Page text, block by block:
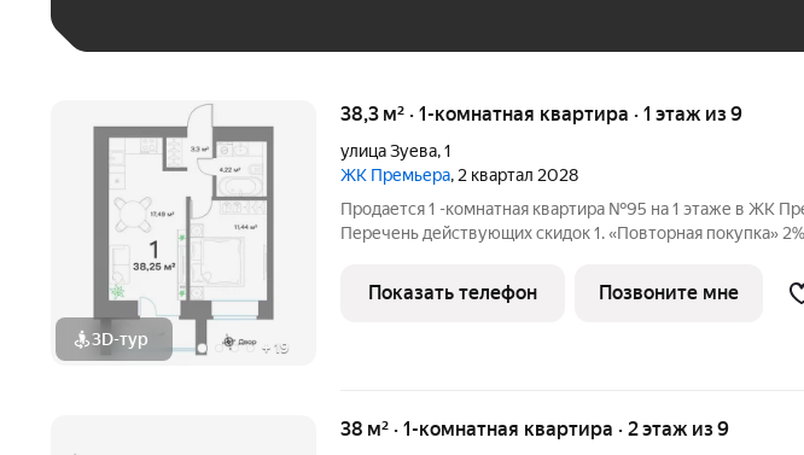
3D-тур + 19
38,3 м² · 1-комнатная квартира · 1 этаж из 9
улица Зуева,1
ЖК Премьера, 2 квартал 2028
Продается 1 -комнатная квартира №95 на 1 этаже в ЖК
Перечень действующих скидок 1. «Повторная покупка» 2% 2. «Для
большая скидка» от 1% до 3% По каждому виду скидок
Показать телефон Позвоните мне
38 м² · 1-комнатная квартира · 2 этаж из 9